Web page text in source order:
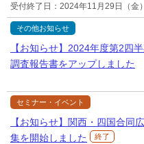
受付終了日：2024年11月29日（金
その他お知らせ
【お知らせ】2024年度第2四
調査報告書をアップしました
セミナー・イベント
【お知らせ】関西・四国合
集を開始しました
終了